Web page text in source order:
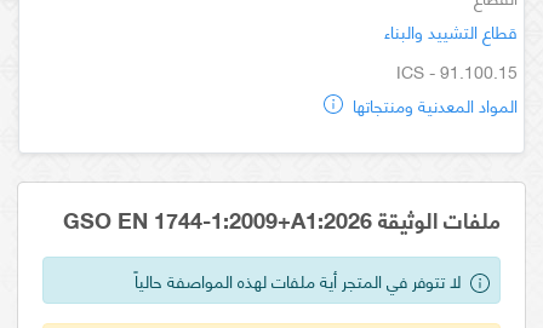
قطاع التشييد والبناء
ICS - 91.100.15
المواد المعدنية ومنتجاتها
ملفات الوثيقة GSO EN 1744-1:2009+A1:2026
لا تتوفر في المتجر أية ملفات لهذه المواصفة حالياً